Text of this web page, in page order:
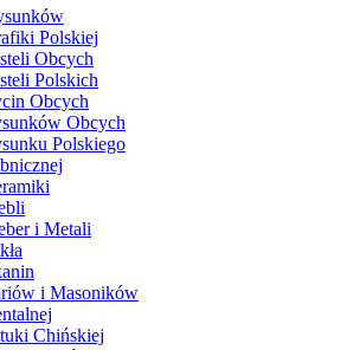
Polskiej
Obcych
Polskich
Obcych
Obcych
Polskiego
i Metali
i Masoników
Chińskiej